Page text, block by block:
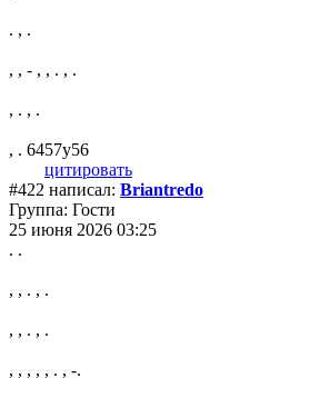
. , .
, , - , , . , .
, . , .
, . 6457y56
цитировать
#422 написал: Briantredo
Группа: Гости
25 июня 2026 03:25
. .
, , . , .
, , . , .
, , , , , . , -.